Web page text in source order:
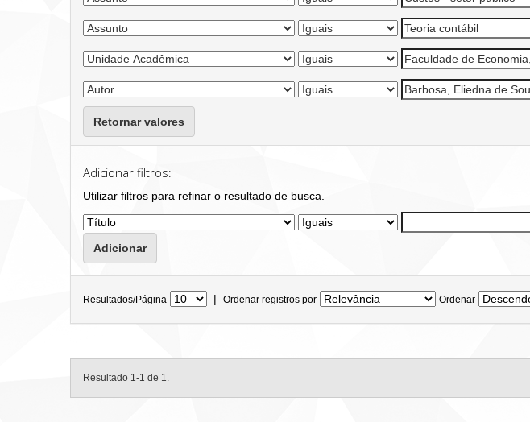
Retornar valores
Adicionar filtros:
Utilizar filtros para refinar o resultado de busca.
Resultados/Página | Ordenar registros por Ordenar
Resultado 1-1 de 1.